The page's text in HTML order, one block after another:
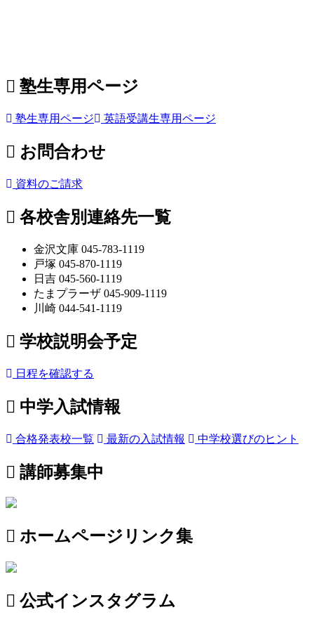
塾生専用ページ
塾生専用ページ 英語受講生専用ページ
お問合わせ
資料のご請求
各校舎別連絡先一覧
金沢文庫 045-783-1119
戸塚 045-870-1119
日吉 045-560-1119
たまプラーザ 045-909-1119
川崎 044-541-1119
学校説明会予定
日程を確認する
中学入試情報
合格発表校一覧 最新の入試情報 中学校選びのヒント
講師募集中
ホームページリンク集
公式インスタグラム